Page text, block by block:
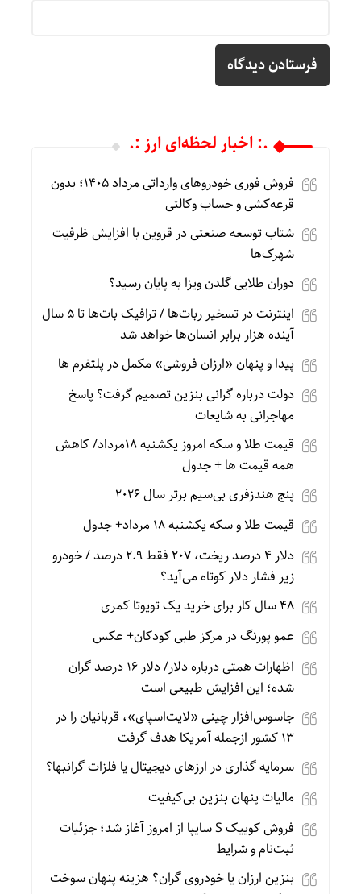
.: اخبار لحظه‌ای ارز :.
فروش فوری خودروهای وارداتی مرداد ۱۴۰۵؛ بدون
قرعه‌کشی و حساب وکالتی
شتاب توسعه صنعتی در قزوین با افزایش ظرفیت
شهرک‌ها
دوران طلایی گلدن ویزا به پایان رسید؟
اینترنت در تسخیر ربات‌ها / ترافیک بات‌ها تا ۵ سال
آینده هزار برابر انسان‌ها خواهد شد
پیدا و پنهان «ارزان فروشی» مکمل در پلتفرم ها
دولت درباره گرانی بنزین تصمیم گرفت؟ پاسخ
مهاجرانی به شایعات
قیمت طلا و سکه امروز یکشنبه 18مرداد/ کاهش
همه قیمت ها + جدول
پنج هندزفری بی‌سیم برتر سال ۲۰۲۶
قیمت طلا و سکه یکشنبه 18 مرداد+ جدول
دلار ۴ درصد ریخت، ۲۰۷ فقط ۲.۹ درصد / خودرو
زیر فشار دلار کوتاه می‌آید؟
۴۸ سال کار برای خرید یک تویوتا کمری
عمو پورنگ در مرکز طبی کودکان+ عکس
اظهارات همتی درباره دلار/ دلار ۱۶ درصد گران
شده؛ این افزایش طبیعی است
جاسوس‌افزار چینی «لایت‌اسپای»، قربانیان را در
۱۳ کشور ازجمله آمریکا هدف گرفت
سرمایه گذاری در ارزهای دیجیتال یا فلزات گرانبها؟
مالیات پنهان بنزین بی‌کیفیت
فروش کوییک S سایپا از امروز آغاز شد؛ جزئیات
ثبت‌نام و شرایط
بنزین ارزان یا خودروی گران؟ هزینه پنهان سوخت